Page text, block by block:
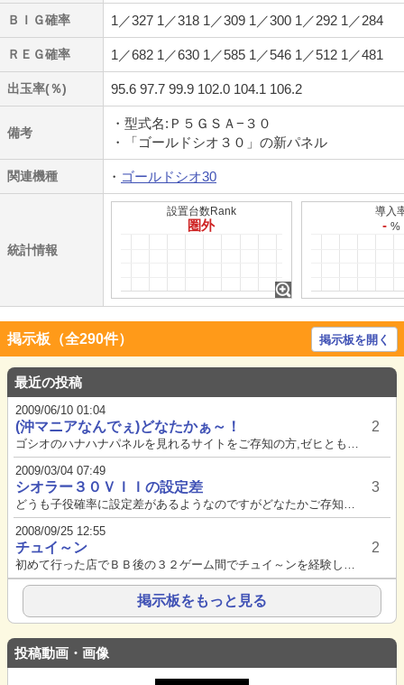
ＢＩＧ確率 1／327 1／318 1／309 1／300 1／292 1／284
ＲＥＧ確率 1／682 1／630 1／585 1／546 1／512 1／481
出玉率(％) 95.6 97.7 99.9 102.0 104.1 106.2
備考
・型式名:Ｐ５ＧＳＡ−３０
・「ゴールドシオ３０」の新パネル
関連機種 ゴールドシオ30
統計情報
設置台数Rank
圏外
導入
-%
掲示板（全290件） 掲示板を開く
最近の投稿
2009/06/10 01:04
(沖マニアなんでぇ)どなたかぁ～！
ゴシオのハナハナパネルを見れるサイトをご存知の方,ゼヒともご一報くださいませませ・・・【さっき,唯一の設...
2
2009/03/04 07:49
シオラー３０ＶＩＩの設定差
どうも子役確率に設定差があるようなのですがどなたかご存知の方いませんか？今日高設定らしき台に座ったら336枚で340Ｇも...
3
2008/09/25 12:55
チュイ～ン
初めて行った店でＢＢ後の３２ゲーム間でチュイ～ンを経験しました。今まで行ってた店ではどこにもなかったのでシオラーに復活で...
2
掲示板をもっと見る
投稿動画・画像